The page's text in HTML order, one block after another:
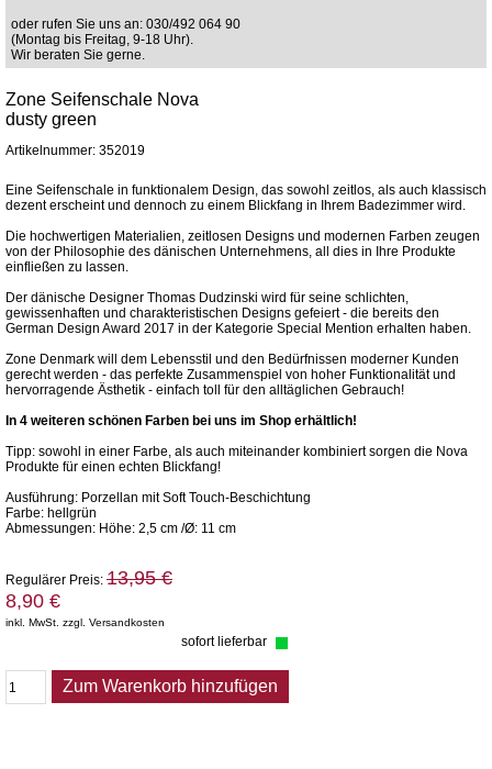
oder rufen Sie uns an: 030/492 064 90
(Montag bis Freitag, 9-18 Uhr).
Wir beraten Sie gerne.
Zone Seifenschale Nova
dusty green
Artikelnummer: 352019
Eine Seifenschale in funktionalem Design, das sowohl zeitlos, als auch klassisch
dezent erscheint und dennoch zu einem Blickfang in Ihrem Badezimmer wird.
Die hochwertigen Materialien, zeitlosen Designs und modernen Farben zeugen
von der Philosophie des dänischen Unternehmens, all dies in Ihre Produkte
einfließen zu lassen.
Der dänische Designer Thomas Dudzinski wird für seine schlichten,
gewissenhaften und charakteristischen Designs gefeiert - die bereits den
German Design Award 2017 in der Kategorie Special Mention erhalten haben.
Zone Denmark will dem Lebensstil und den Bedürfnissen moderner Kunden
gerecht werden - das perfekte Zusammenspiel von hoher Funktionalität und
hervorragende Ästhetik - einfach toll für den alltäglichen Gebrauch!
In 4 weiteren schönen Farben bei uns im Shop erhältlich!
Tipp: sowohl in einer Farbe, als auch miteinander kombiniert sorgen die Nova
Produkte für einen echten Blickfang!
Ausführung: Porzellan mit Soft Touch-Beschichtung
Farbe: hellgrün
Abmessungen: Höhe: 2,5 cm /Ø: 11 cm
Regulärer Preis: 13,95 €
8,90 €
inkl. MwSt. zzgl. Versandkosten
sofort lieferbar
Zum Warenkorb hinzufügen